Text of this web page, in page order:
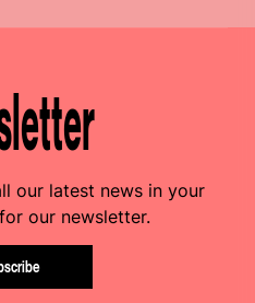
our latest news in your
our newsletter.